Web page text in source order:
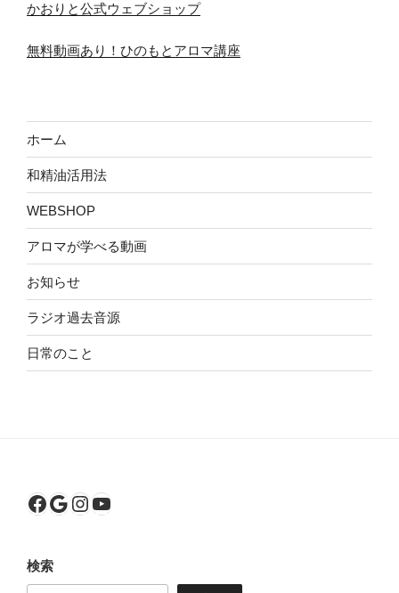
かおりと公式ウェブショップ
無料動画あり！ひのもとアロマ講座
ホーム
和精油活用法
WEBSHOP
アロマが学べる動画
お知らせ
ラジオ過去音源
日常のこと
Facebook
Google
Instagram
YouTube
検索